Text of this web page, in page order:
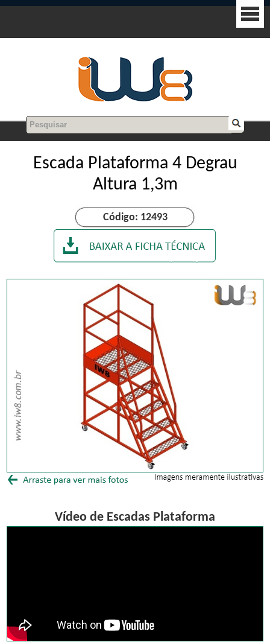
Escada Plataforma 4 Degrau
Altura 1,3m
Código: 12493
Vídeo de Escadas Plataforma